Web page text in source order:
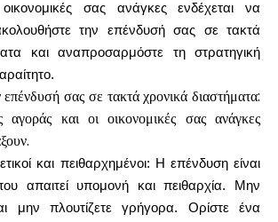
σας ανάγκες ενδέχεται να
την επένδυσή σας σε τακτά
και αναπροσαρμόστε τη στρατηγική
σας σε τακτά χρονικά διαστήματα:
και οι οικονομικές σας ανάγκες
και πειθαρχημένοι: Η επένδυση είναι
απαιτεί υπομονή και πειθαρχία. Μην
μην πλουτίζετε γρήγορα. Ορίστε ένα